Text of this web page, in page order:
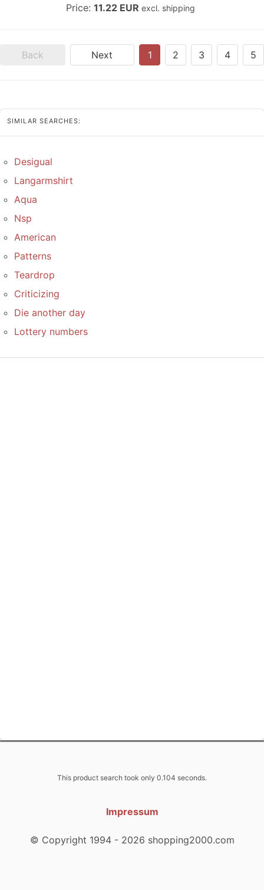
Price: 11.22 EUR excl. shipping
Back Next 1 2 3 4 5
SIMILAR SEARCHES:
Desigual
Langarmshirt
Aqua
Nsp
American
Patterns
Teardrop
Criticizing
Die another day
Lottery numbers
This product search took only 0.104 seconds.
Impressum
© Copyright 1994 - 2026 shopping2000.com